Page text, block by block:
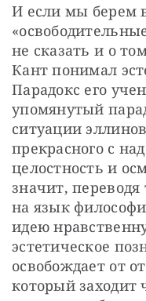
И если мы берем
не сказать и о
Кант понимал
Парадокс его
упомянутый
ситуации
прекрасного с
целостность и
значит,
на язык
идею
эстетическое
освобождает от
который заходит